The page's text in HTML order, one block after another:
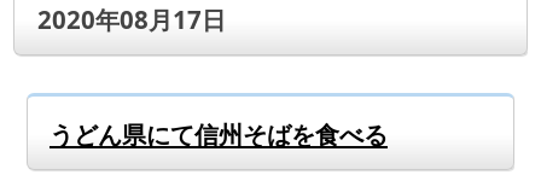
2020年08月17日
うどん県にて信州そばを食べる